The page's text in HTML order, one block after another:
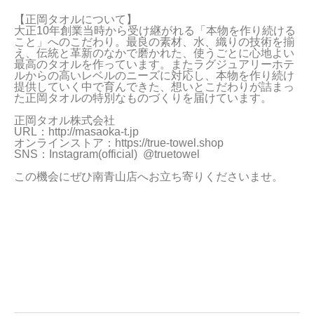
ヘルプ
規約
大量購入・法人向けの購入の方は
【正岡タオルについて】
大正10年創業当時から受け継がれる「本物を作り続ける
こと」へのこだわり。最良の素材、水、織りの技術を揃
え、伝統と革新のなかで磨かれた、使うごとに心地よい
最高のタオルを作っています。またラグジュアリーホテ
ルからの高いレベルのニーズに対応し、本物を作り続け
提供していく中で育んできた、想いとこだわりが詰まっ
た正岡タオルの特別なものづくりを届けています。
正岡タオル株式会社
URL： http://masaoka-t.jp
オンラインストア： https://true-towel.shop
SNS：Instagram(official)  @truetowel